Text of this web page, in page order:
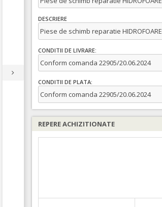
DESCRIERE
Piese de schimb reparatie
CONDITII DE LIVRARE:
Conform comanda 22905/20.06.2024
CONDITII DE PLATA:
Conform comanda 22905/20.06.2024
REPERE ACHIZITIONATE